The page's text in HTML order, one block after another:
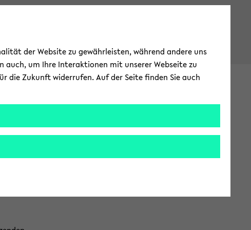
LI­
SCHEN
Web­mail
der Website zu gewährleisten, während andere uns
auch, um Ihre Interaktionen mit unserer Webseite zu
die Zukunft widerrufen. Auf der Seite finden Sie auch